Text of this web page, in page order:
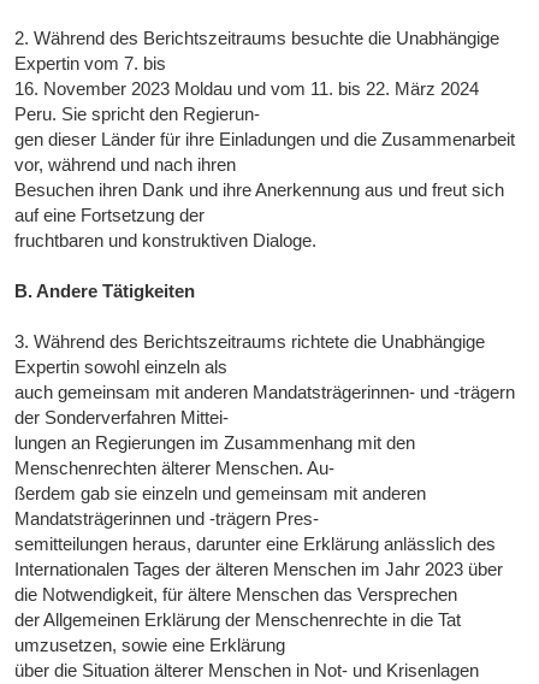
2. Während des Berichtszeitraums besuchte die Unabhängige
Expertin vom 7. bis
16. November 2023 Moldau und vom 11. bis 22. März 2024
Peru. Sie spricht den Regierun-
gen dieser Länder für ihre Einladungen und die Zusammenarbeit
vor, während und nach ihren
Besuchen ihren Dank und ihre Anerkennung aus und freut sich
auf eine Fortsetzung der
fruchtbaren und konstruktiven Dialoge.
B. Andere Tätigkeiten
3. Während des Berichtszeitraums richtete die Unabhängige
Expertin sowohl einzeln als
auch gemeinsam mit anderen Mandatsträgerinnen- und -trägern
der Sonderverfahren Mittei-
lungen an Regierungen im Zusammenhang mit den
Menschenrechten älterer Menschen. Au-
ßerdem gab sie einzeln und gemeinsam mit anderen
Mandatsträgerinnen und -trägern Pres-
semitteilungen heraus, darunter eine Erklärung anlässlich des
Internationalen Tages der älteren Menschen im Jahr 2023 über
die Notwendigkeit, für ältere Menschen das Versprechen
der Allgemeinen Erklärung der Menschenrechte in die Tat
umzusetzen, sowie eine Erklärung
über die Situation älterer Menschen in Not- und Krisenlagen